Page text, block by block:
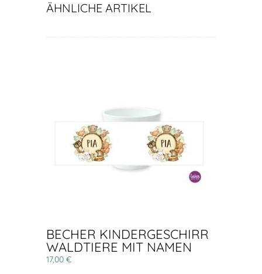
ÄHNLICHE ARTIKEL
BECHER KINDERGESCHIRR
WALDTIERE MIT NAMEN
17,00 €